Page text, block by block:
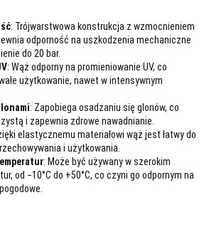
: Trójwarstwowa konstrukcja z wzmocnieniem
odporność na uszkodzenia mechaniczne
do 20 bar.
: Wąż odporny na promieniowanie UV, co
użytkowanie, nawet w intensywnym
: Zapobiega osadzaniu się glonów, co
i zapewnia zdrowe nawadnianie.
elastycznemu materiałowi wąż jest łatwy do
i użytkowania.
: Może być używany w szerokim
od −10°C do +50°C, co czyni go odpornym na